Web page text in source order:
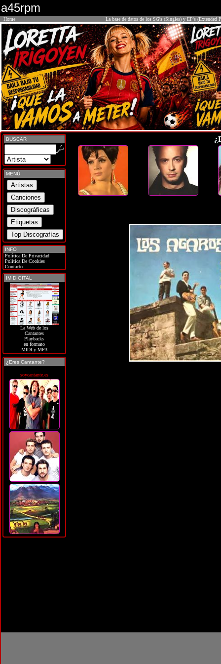
a45rpm
Home La base de datos de los SG's (Singles) y EP's (Extended
BUSCAR
MENÚ
INFO
Política De Privacidad
Política De Cookies
Contacto
IM DIGITAL
La Web de los
Cantantes
Playbacks
en formato
MIDI y MP3
¿Eres Cantante?
soycantante.es